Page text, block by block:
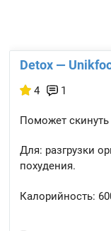
Detox —
4 1
Поможет скинуть
Для: разгрузки
похудения.
Калорийность: